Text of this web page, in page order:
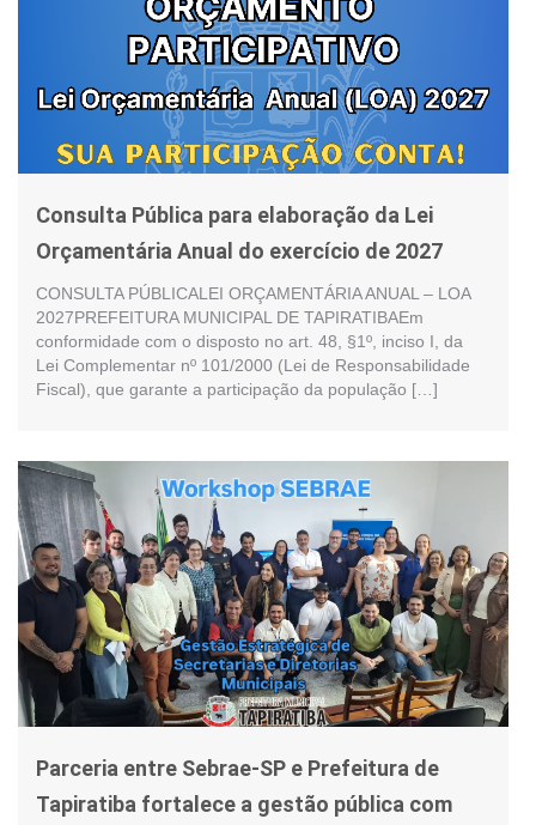
Consulta Pública para elaboração da Lei
Orçamentária Anual do exercício de 2027
CONSULTA PÚBLICALEI ORÇAMENTÁRIA ANUAL – LOA
2027PREFEITURA MUNICIPAL DE TAPIRATIBAEm
conformidade com o disposto no art. 48, §1º, inciso I, da
Lei Complementar nº 101/2000 (Lei de Responsabilidade
Fiscal), que garante a participação da população […]
Parceria entre Sebrae-SP e Prefeitura de
Tapiratiba fortalece a gestão pública com